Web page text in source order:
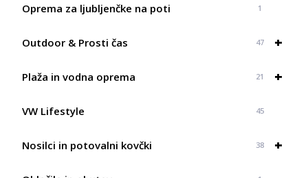
Oprema za ljubljenčke na poti 1
+
Outdoor & Prosti čas 47
+
Plaža in vodna oprema 21
VW Lifestyle 45
+
Nosilci in potovalni kovčki 38